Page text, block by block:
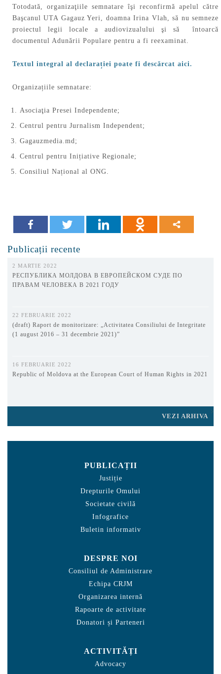
Totodată, organizaţiile semnatare îşi reconfirmă apelul către
Başcanul UTA Gagauz Yeri, doamna Irina Vlah, să nu semneze
proiectul legii locale a audiovizualului şi să întoarcă
documentul Adunării Populare pentru a fi reexaminat.
Textul integral al declarației poate fi descărcat aici.
Organizațiile semnatare:
Asociaţia Presei Independente;
Centrul pentru Jurnalism Independent;
Gagauzmedia.md;
Centrul pentru Inițiative Regionale;
Consiliul Național al ONG.
Publicații recente
2 MARTIE 2022
РЕСПУБЛИКА МОЛДОВА В ЕВРОПЕЙСКОМ СУДЕ ПО
ПРАВАМ ЧЕЛОВЕКА В 2021 ГОДУ
22 FEBRUARIE 2022
(draft) Raport de monitorizare: „Activitatea Consiliului de Integritate
(1 august 2016 – 31 decembrie 2021)”
16 FEBRUARIE 2022
Republic of Moldova at the European Court of Human Rights in 2021
VEZI ARHIVA
PUBLICAȚII
Justiție
Drepturile Omului
Societate civilă
Infografice
Buletin informativ
DESPRE NOI
Consiliul de Administrare
Echipa CRJM
Organizarea internă
Rapoarte de activitate
Donatori și Parteneri
ACTIVITĂȚI
Advocacy